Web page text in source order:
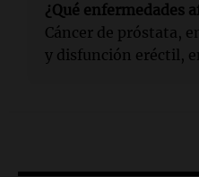
¿Qué enfermedades
Cáncer de próstata,
y disfunción eréctil,